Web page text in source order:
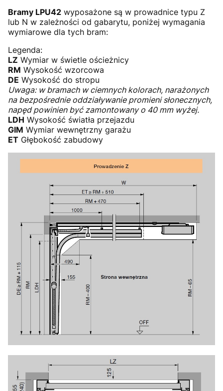
Bramy LPU42 wyposażone są w prowadnice typu Z
lub N w zależności od gabarytu, poniżej wymagania
wymiarowe dla tych bram:
Legenda:
LZ Wymiar w świetle ościeżnicy
RM Wysokość wzorcowa
DE Wysokość do stropu
Uwaga: w bramach w ciemnych kolorach, narażonych
na bezpośrednie oddziaływanie promieni słonecznych,
napęd powinien być zamontowany o 40 mm wyżej.
LDH Wysokość światła przejazdu
GIM Wymiar wewnętrzny garażu
ET Głębokość zabudowy